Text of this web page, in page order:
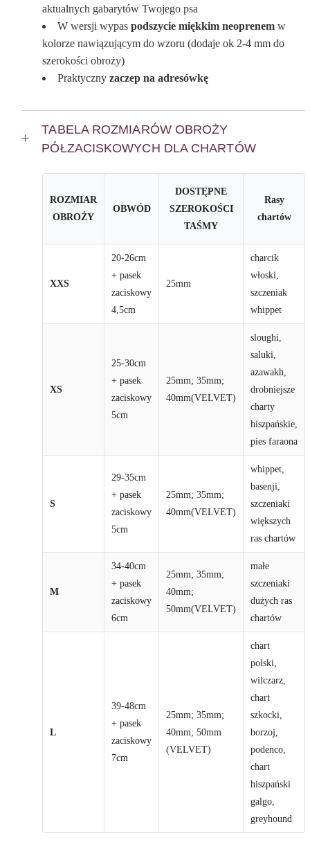
aktualnych gabarytów Twojego psa
W wersji wypaspodszycie miękkim neoprenem w
kolorze nawiązującym do wzoru (dodaje ok 2-4 mm do
szerokości obroży)
Praktyczny zaczep na adresówkę
TABELA ROZMIARÓW OBROŻY
PÓŁZACISKOWYCH DLA CHARTÓW
ROZMIAR
OBROŻY
OBWÓD
DOSTĘPNE
SZEROKOŚCI
TAŚMY
Rasy
chartów
XXS
20-26cm
+ pasek
zaciskowy
4,5cm
25mm
charcik
włoski,
szczeniak
whippet
XS
25-30cm
+ pasek
zaciskowy
5cm
25mm; 35mm;
40mm(VELVET)
sloughi,
saluki,
azawakh,
drobniejsze
charty
hiszpańskie,
pies faraona
S
29-35cm
+ pasek
zaciskowy
5cm
25mm; 35mm;
40mm(VELVET)
whippet,
basenji,
szczeniaki
większych
ras chartów
M
34-40cm
+ pasek
zaciskowy
6cm
25mm; 35mm;
40mm;
50mm(VELVET)
małe
szczeniaki
dużych ras
chartów
L
39-48cm
+ pasek
zaciskowy
7cm
25mm; 35mm;
40mm; 50mm
(VELVET)
chart
polski,
wilczarz,
chart
szkocki,
borzoj,
podenco,
chart
hiszpański
galgo,
greyhound